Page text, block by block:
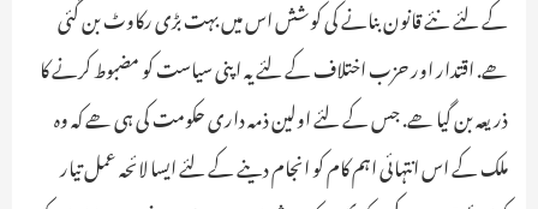
کے لئے نئے قانون بنانے کی کوشش اس میں بہت بڑی رکاوٹ بن گئی
ھے. اقتدار اور حزب اختلاف کے لئے یہ اپنی سیاست کو مضبوط کرنے کا
ذریعہ بن گیا ھے. جس کے لئے اولین ذمہ داری حکومت کی ہی ھے کہ وہ
ملک کے اس انتہائی اہم کام کو انجام دینے کے لئے ایسا لائحہ عمل تیار